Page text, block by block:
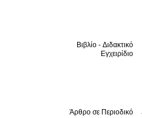
Βιβλίο - Διδακτικό
Εγχειρίδιο
Άρθρο σε Περιοδικό